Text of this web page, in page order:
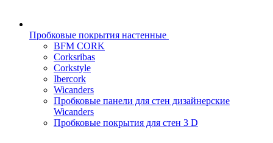
Пробковые покрытия настенные
BFM CORK
Corksribas
Corkstyle
Ibercork
Wicanders
Пробковые панели для стен дизайнерские
Wicanders
Пробковые покрытия для стен 3 D